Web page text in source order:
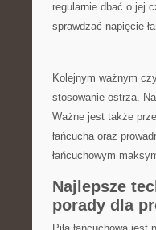
regularnie ‍dbać o ⁣jej
sprawdzać ‌napięcie
Kolejnym ważnym
stosowanie ostrza.
Ważne jest także
łańcucha oraz⁤
łańcuchowym⁢
Najlepsze
porady dla